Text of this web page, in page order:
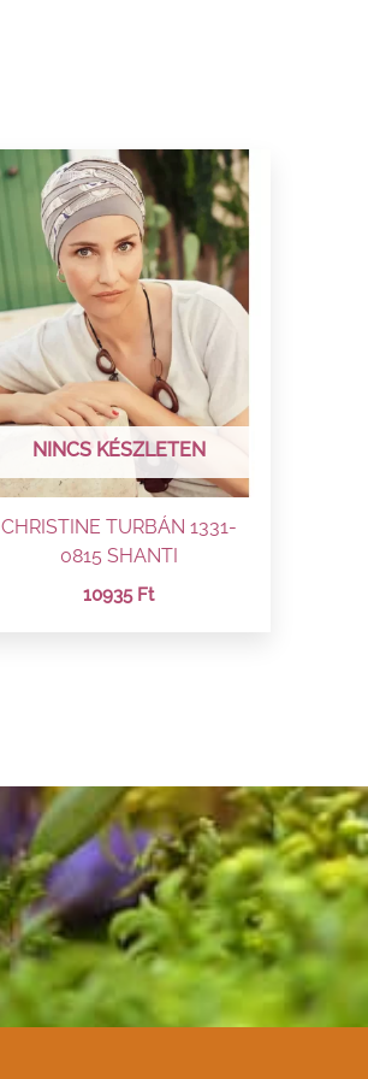
NINCS KÉSZLETEN
CHRISTINE TURBÁN 1331-
0815 SHANTI
10935 Ft